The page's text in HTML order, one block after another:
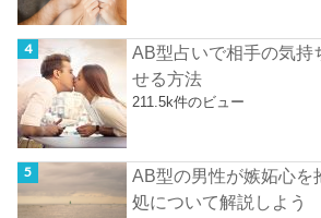
AB型占いで相手の気持
せる方法
211.5k件のビュー
AB型の男性が嫉妬心を
処について解説しよう